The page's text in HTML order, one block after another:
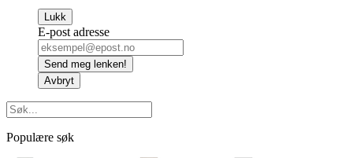
Lukk
E-post adresse
Send meg lenken!
Avbryt
Populære søk